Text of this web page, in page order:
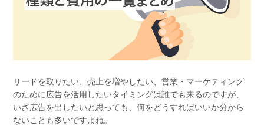
リードを取りたい、売上を増やしたい、営業・マーケティング
のために広告を活用したいタイミングは誰でも来るのですが、
いざ広告を出したいと思っても、何をどうすればいいか分から
ないことも多いですよね。